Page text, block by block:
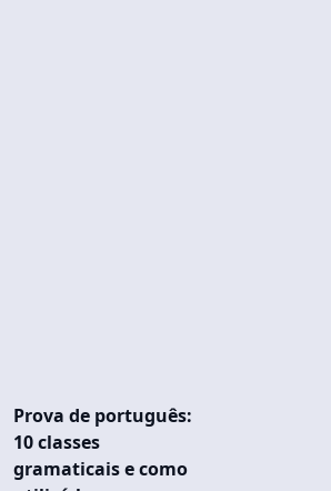
Prova de português:
10 classes
gramaticais e como